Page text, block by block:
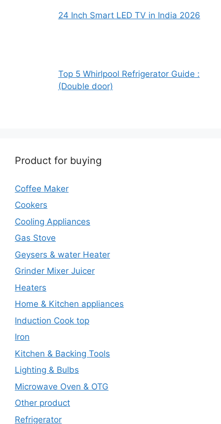
24 Inch Smart LED TV in India 2026
Top 5 Whirlpool Refrigerator Guide :
(Double door)
Product for buying
Coffee Maker
Cookers
Cooling Appliances
Gas Stove
Geysers & water Heater
Grinder Mixer Juicer
Heaters
Home & Kitchen appliances
Induction Cook top
Iron
Kitchen & Backing Tools
Lighting & Bulbs
Microwave Oven & OTG
Other product
Refrigerator